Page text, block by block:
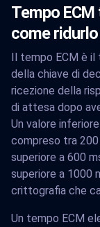
Tempo
come ridurlo
Il tempo ECM è
della chiave di
ricezione della
di attesa dopo
Un valore
compreso tra
superiore a 600
superiore a 1000
crittografia che
Un tempo ECM